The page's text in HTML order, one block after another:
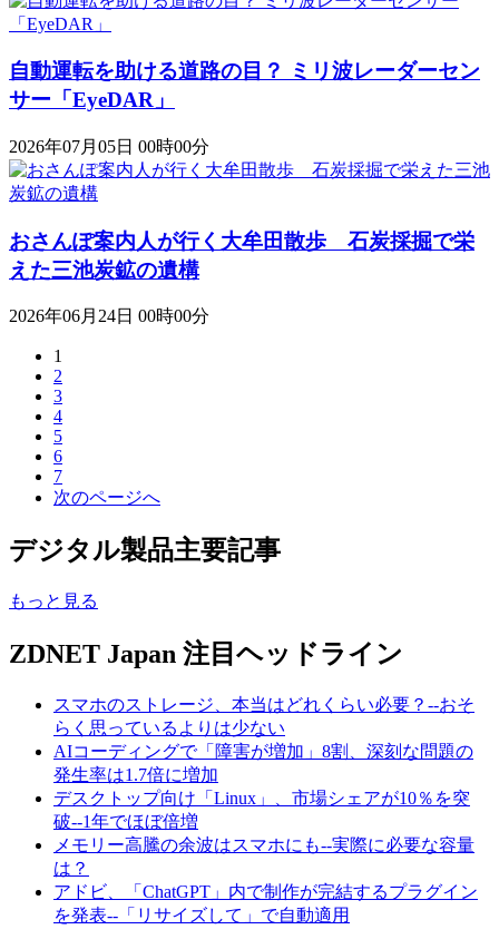
自動運転を助ける道路の目？ ミリ波レーダーセン
サー「EyeDAR」
2026年07月05日 00時00分
おさんぽ案内人が行く大牟田散歩 石炭採掘で栄
えた三池炭鉱の遺構
2026年06月24日 00時00分
1
2
3
4
5
6
7
次のページへ
デジタル製品主要記事
もっと見る
ZDNET Japan 注目ヘッドライン
スマホのストレージ、本当はどれくらい必要？--おそ
らく思っているよりは少ない
AIコーディングで「障害が増加」8割、深刻な問題の
発生率は1.7倍に増加
デスクトップ向け「Linux」、市場シェアが10％を突
破--1年でほぼ倍増
メモリー高騰の余波はスマホにも--実際に必要な容量
は？
アドビ、「ChatGPT」内で制作が完結するプラグイン
を発表--「リサイズして」で自動適用